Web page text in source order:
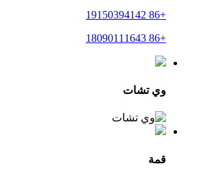
+86 19150394142
+86 18090111643
وي تشات
قمة